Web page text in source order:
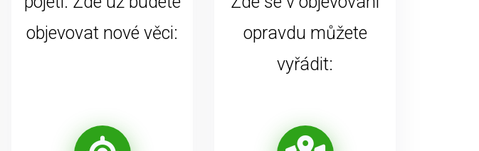
objevovat nové věci:
opravdu můžete
vyřádit: